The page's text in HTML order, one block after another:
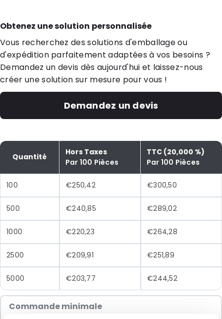
Obtenez une solution personnalisée
Vous recherchez des solutions d'emballage ou
d'expédition parfaitement adaptées à vos besoins ?
Demandez un devis dès aujourd'hui et laissez-nous
créer une solution sur mesure pour vous !
Demandez un devis
Quantité
Hors Taxes
Par 100 Pièces
TTC (20,000 %)
Par 100 Pièces
100 €250,42 €300,50
500 €240,85 €289,02
1000 €220,23 €264,28
2500 €209,91 €251,89
5000 €203,77 €244,52
Commande minimale